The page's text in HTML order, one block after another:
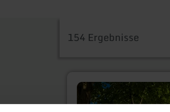
154 Ergebnisse
mehr
erfahren